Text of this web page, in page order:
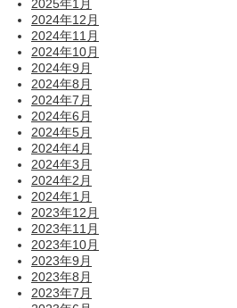
2025年1月
2024年12月
2024年11月
2024年10月
2024年9月
2024年8月
2024年7月
2024年6月
2024年5月
2024年4月
2024年3月
2024年2月
2024年1月
2023年12月
2023年11月
2023年10月
2023年9月
2023年8月
2023年7月